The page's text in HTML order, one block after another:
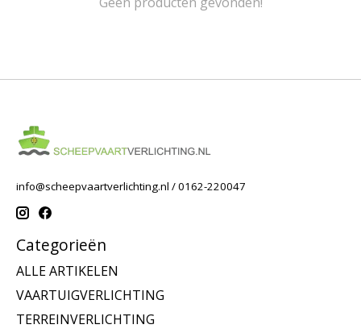
info@scheepvaartverlichting.nl / 0162-220047
Categorieën
ALLE ARTIKELEN
VAARTUIGVERLICHTING
TERREINVERLICHTING